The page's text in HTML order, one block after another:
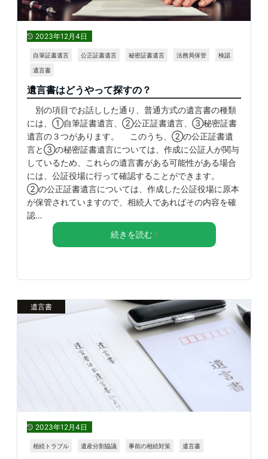
2023年12月4日
自筆証書遺言 公正証書遺言 秘密証書遺言 法務局保管 検認
遺言書
遺言書はどうやって探すの？
別の項目でお話しした通り、普通方式の遺言書の種類
には、①自筆証書遺言、②公正証書遺言、③秘密証書
遺言の３つがあります。 このうち、②の公正証書遺
言と③の秘密証書遺言については、作成に公証人が関与
しているため、これらの遺言書がある可能性がある場合
には、公証役場に行って確認することができます。
②の公正証書遺言については、作成した公証役場に原本
が保管されていますので、相続人であればその内容を確
認…
続きを読む
遺言書
2023年12月4日
相続トラブル 遺産分割協議 事前の相続対策 遺言書